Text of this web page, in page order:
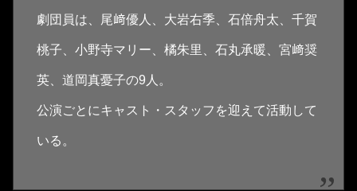
劇団員は、尾﨑優人、大岩右季、石倍舟太、千賀
桃子、小野寺マリー、橘朱里、石丸承暖、宮﨑奨
英、道岡真憂子の9人。
公演ごとにキャスト・スタッフを迎えて活動して
いる。